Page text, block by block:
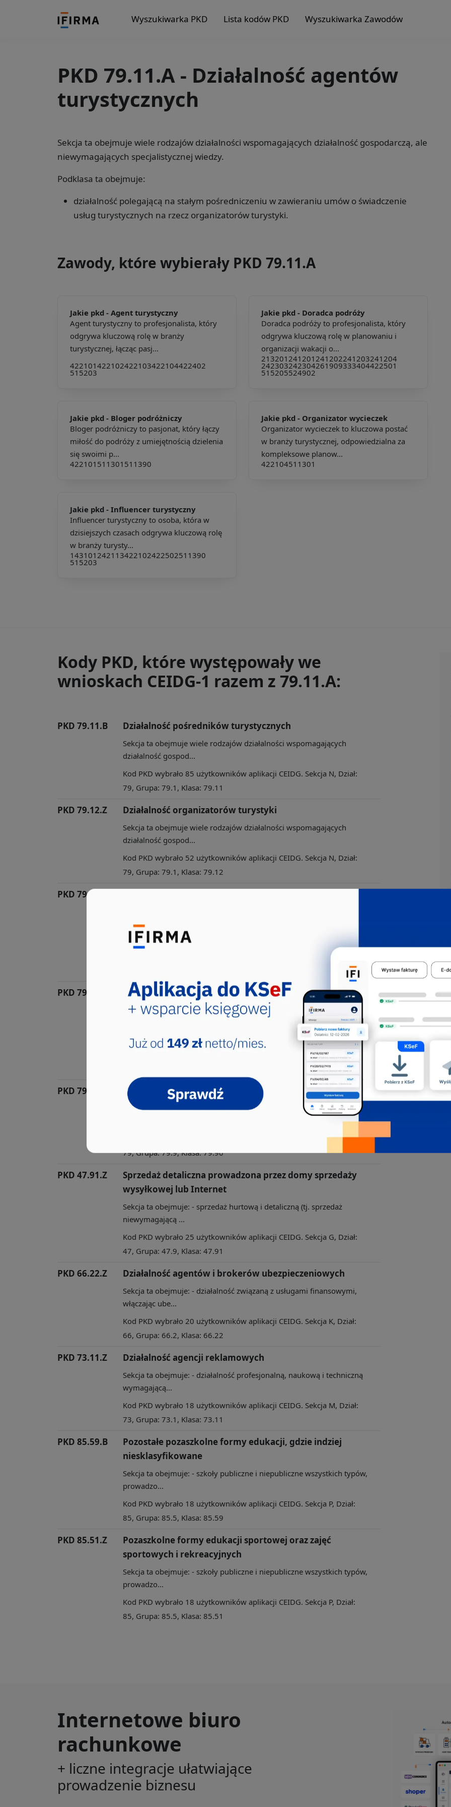
Wyszukiwarka PKD Lista kodów PKD Wyszukiwarka Zawodów
PKD 79.11.A - Działalność agentów
turystycznych
Sekcja ta obejmuje wiele rodzajów działalności wspomagających działalność gospodarczą, ale
niewymagających specjalistycznej wiedzy.
Podklasa ta obejmuje:
działalność polegającą na stałym pośredniczeniu w zawieraniu umów o świadczenie
usług turystycznych na rzecz organizatorów turystyki.
Zawody, które wybierały PKD 79.11.A
Jakie pkd - Agent turystyczny
Agent turystyczny to profesjonalista, który
odgrywa kluczową rolę w branży
turystycznej, łącząc pasj...
422101422102422103422104422402
515203
Jakie pkd - Doradca podróży
Doradca podróży to profesjonalista, który
odgrywa kluczową rolę w planowaniu i
organizacji wakacji o...
213201 241201 241202241203241204
242303242304261909333404422501
515205524902
Jakie pkd - Bloger podróżniczy
Bloger podróżniczy to pasjonat, który łączy
miłość do podróży z umiejętnością dzielenia
się swoimi p...
422101 511301 511390
Jakie pkd - Organizator wycieczek
Organizator wycieczek to kluczowa postać
w branży turystycznej, odpowiedzialna za
kompleksowe planow...
422104511301
Jakie pkd - Influencer turystyczny
Influencer turystyczny to osoba, która w
dzisiejszych czasach odgrywa kluczową rolę
w branży turysty...
143101 242113422102422502511390
515203
Kody PKD, które występowały we
wnioskach CEIDG-1 razem z 79.11.A:
PKD 79.11.B Działalność pośredników turystycznych
Sekcja ta obejmuje wiele rodzajów działalności wspomagających
działalność gospod...
Kod PKD wybrało 85 użytkowników aplikacji CEIDG. Sekcja N, Dział:
79, Grupa: 79.1, Klasa: 79.11
PKD 79.12.Z Działalność organizatorów turystyki
Sekcja ta obejmuje wiele rodzajów działalności wspomagających
działalność gospod...
Kod PKD wybrało 52 użytkowników aplikacji CEIDG. Sekcja N, Dział:
79, Grupa: 79.1, Klasa: 79.12
PKD 79.90.C
Sekcja ta obejmuje wiele rodzajów działalności wspomagających
działalność gospod...
Kod PKD wybrało 49 użytkowników aplikacji CEIDG. Sekcja N, Dział:
PKD 79.90.A
Działalność pilotów wycieczek i przewodników
turystycznych
Sekcja ta obejmuje wiele rodzajów działalności wspomagających
działalność gospod...
Kod PKD wybrało 40 użytkowników aplikacji CEIDG. Sekcja N, Dział:
PKD 79.90.B Działalność w zakresie informacji turystycznej
Sekcja ta obejmuje wiele rodzajów działalności wspomagających
Kod PKD wybrało 39 użytkowników aplikacji CEIDG. Sekcja N, Dział:
79, Grupa: 79.9, Klasa: 79.90
PKD 47.91.Z
Sprzedaż detaliczna prowadzona przez domy sprzedaży
wysyłkowej lub Internet
Sekcja ta obejmuje: - sprzedaż hurtową i detaliczną (tj. sprzedaż
niewymagającą ...
Kod PKD wybrało 25 użytkowników aplikacji CEIDG. Sekcja G, Dział:
47, Grupa: 47.9, Klasa: 47.91
PKD 66.22.Z Działalność agentów i brokerów ubezpieczeniowych
Sekcja ta obejmuje: - działalność związaną z usługami finansowymi,
włączając ube...
Kod PKD wybrało 20 użytkowników aplikacji CEIDG. Sekcja K, Dział:
66, Grupa: 66.2, Klasa: 66.22
PKD 73.11.Z Działalność agencji reklamowych
Sekcja ta obejmuje: - działalność profesjonalną, naukową i techniczną
wymagającą...
Kod PKD wybrało 18 użytkowników aplikacji CEIDG. Sekcja M, Dział:
73, Grupa: 73.1, Klasa: 73.11
PKD 85.59.B
Pozostałe pozaszkolne formy edukacji, gdzie indziej
niesklasyfikowane
Sekcja ta obejmuje: - szkoły publiczne i niepubliczne wszystkich typów,
prowadzo...
Kod PKD wybrało 18 użytkowników aplikacji CEIDG. Sekcja P, Dział:
85, Grupa: 85.5, Klasa: 85.59
PKD 85.51.Z
Pozaszkolne formy edukacji sportowej oraz zajęć
sportowych i rekreacyjnych
Sekcja ta obejmuje: - szkoły publiczne i niepubliczne wszystkich typów,
prowadzo...
Kod PKD wybrało 18 użytkowników aplikacji CEIDG. Sekcja P, Dział:
85, Grupa: 85.5, Klasa: 85.51
Internetowe biuro
rachunkowe
+ liczne integracje ułatwiające
prowadzenie biznesu